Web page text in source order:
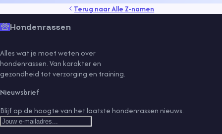
Terug naarAlle Z-namen
Hondenrassen
Alles wat je moet weten over
hondenrassen. Van karakter en
gezondheid tot verzorging en training.
Nieuwsbrief
Blijf op de hoogte van het laatste hondenrassen nieuws.